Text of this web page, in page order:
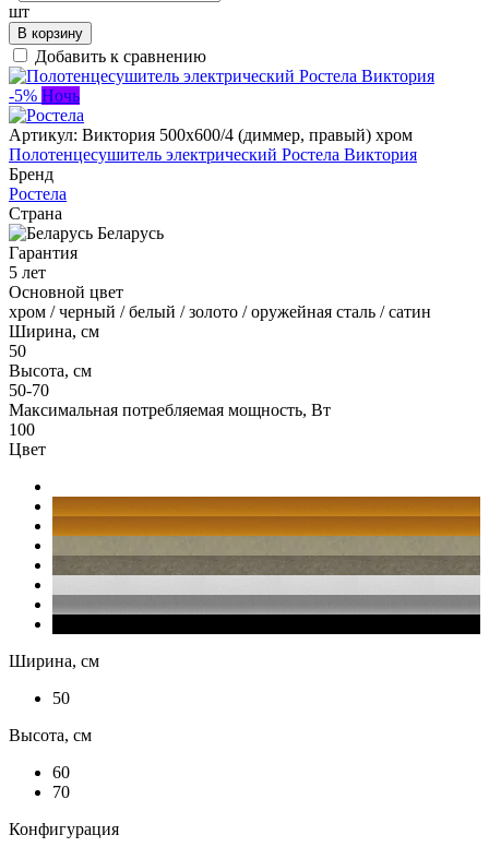
шт
В корзину
Добавить к сравнению
-5% Ночь
Артикул: Виктория 500х600/4 (диммер, правый) хром
Полотенцесушитель электрический Ростела Виктория
Бренд
Ростела
Страна
Беларусь
Гарантия
5 лет
Основной цвет
хром / черный / белый / золото / оружейная сталь / сатин
Ширина, см
50
Высота, см
50-70
Максимальная потребляемая мощность, Вт
100
Цвет
Ширина, см
50
Высота, см
60
70
Конфигурация